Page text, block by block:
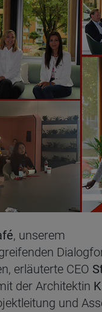
, unserem
erläuterte CEO
der Architektin
und